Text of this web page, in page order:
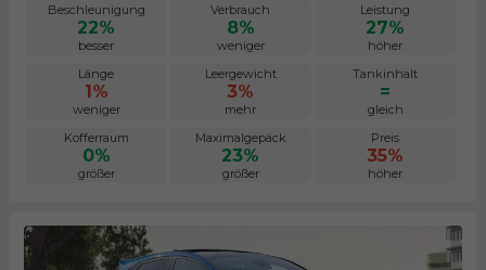
Beschleunigung
22%
besser
Verbrauch
8%
weniger
Leistung
27%
höher
Länge
1%
weniger
Leergewicht
3%
mehr
Tankinhalt
=
gleich
Kofferraum
0%
größer
Maximalgepäck
23%
größer
Preis
35%
höher